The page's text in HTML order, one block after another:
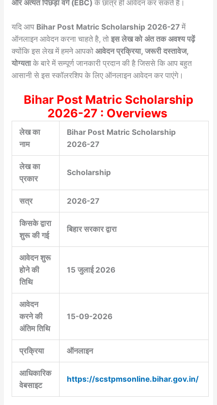
और अत्यंत पिछड़ा वर्ग (EBC) के छात्र ही आवेदन कर सकते है।
यदि आप Bihar Post Matric Scholarship 2026-27 में
ऑनलाइन आवेदन करना चाहते है, तोइस लेख को अंत तक अवश्य पढ़ें
क्योंकि इस लेख में हमने आपको आवेदन प्रक्रिया, जरूरी दस्तावेज,
योग्यताके बारे में सम्पूर्ण जानकारी प्रदान की है जिससे कि आप बहुत
आसानी से इस स्कॉलरशिप के लिए ऑनलाइन आवेदन कर पाएंगे।
Bihar Post Matric Scholarship
2026-27 : Overviews
लेख का
नाम
Bihar Post Matric Scholarship
2026-27
लेख का
प्रकार
Scholarship
सत्र 2026-27
किसके द्वारा
शुरू की गई
बिहार सरकार द्वारा
आवेदन शुरू
होने की
तिथि
15 जुलाई 2026
आवेदन
करने की
अंतिम तिथि
15-09-2026
प्रक्रिया ऑनलाइन
आधिकारिक
वेबसाइट
https://scstpmsonline.bihar.gov.in/